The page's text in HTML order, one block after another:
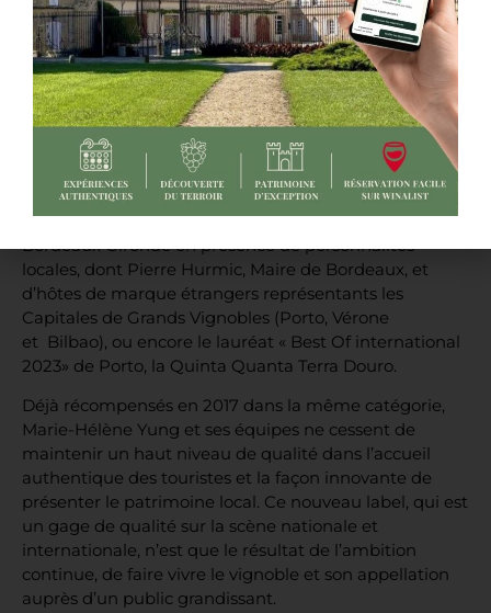
tourisme via une démarche engagée de tourisme bas
carbone avec son parcours « Un port sur la vigne », en
collaboration avec la Bulle Verte, elle aussi lauréate du
Best of Wine Tourism 2024. Une expérience
supplémentaire qui vient compléterl’offre
oenotouristiquedéjà bien étoffée du Château de
Portets.
La cérémonie de remise des trophées s’est déroulée le
09 octobre 2023 dernier dans les locaux de la CCI de
Bordeaux Gironde en présence de personnalités
locales, dont Pierre Hurmic, Maire de Bordeaux, et
d’hôtes de marque étrangers représentants les
Capitales de Grands Vignobles (Porto, Vérone
et Bilbao), ou encore le lauréat « Best Of international
2023» de Porto, la Quinta Quanta Terra Douro.
Déjà récompensés en 2017 dans la même catégorie,
Marie-Hélène Yung et ses équipes ne cessent de
maintenir un haut niveau de qualité dans l’accueil
authentique des touristes et la façon innovante de
présenter le patrimoine local. Ce nouveau label, qui est
un gage de qualité sur la scène nationale et
internationale, n’est que le résultat de l’ambition
continue, de faire vivre le vignoble et son appellation
auprès d’un public grandissant.